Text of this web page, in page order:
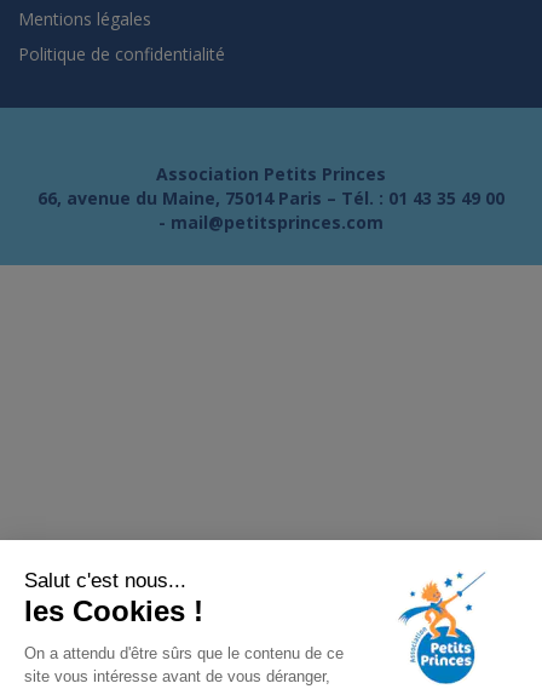
Salut c'est nous...
les Cookies !
On a attendu d'être sûrs que le contenu de ce
site vous intéresse avant de vous déranger,
Mentions légales
Politique de confidentialité
Association Petits Princes
66, avenue du Maine, 75014 Paris – Tél. : 01 43 35 49 00
- mail@petitsprinces.com